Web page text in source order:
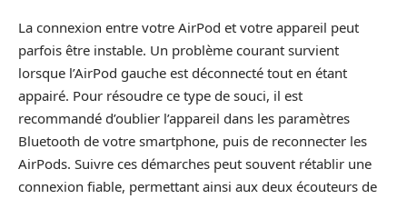
La connexion entre votre AirPod et votre appareil peut
parfois être instable. Un problème courant survient
lorsque l’AirPod gauche est déconnecté tout en étant
appairé. Pour résoudre ce type de souci, il est
recommandé d’oublier l’appareil dans les paramètres
Bluetooth de votre smartphone, puis de reconnecter les
AirPods. Suivre ces démarches peut souvent rétablir une
connexion fiable, permettant ainsi aux deux écouteurs de